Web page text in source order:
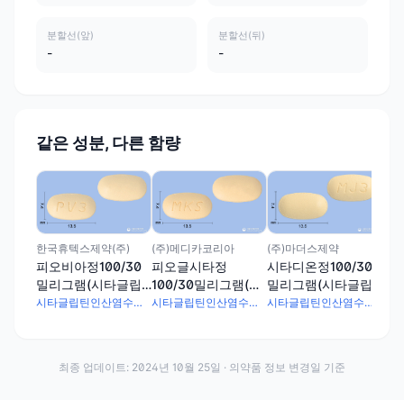
분할선(앞)
-
분할선(뒤)
-
같은 성분, 다른 함량
한국휴텍스제약(주)
피오비아정100/30
밀리그램(시타글립
틴인산염수화물,피
시타글립틴인산염수화물 128.5mg · 피오글리타존염산염 33.06mg
(주)메디카코리아
피오글시타정
100/30밀리그램(시
타글립틴인산염수화
시타글립틴인산염수화물 128.5mg · 피오글리타존염산염 33.06mg
(주)마더스제약
시타디온정100/30
밀리그램(시타글립
틴인산염수화물,피
시타글립틴인산염수화물 128.5mg · 피오글리타존염산염 33.06mg
최종 업데이트: 2024년 10월 25일 · 의약품 정보 변경일 기준